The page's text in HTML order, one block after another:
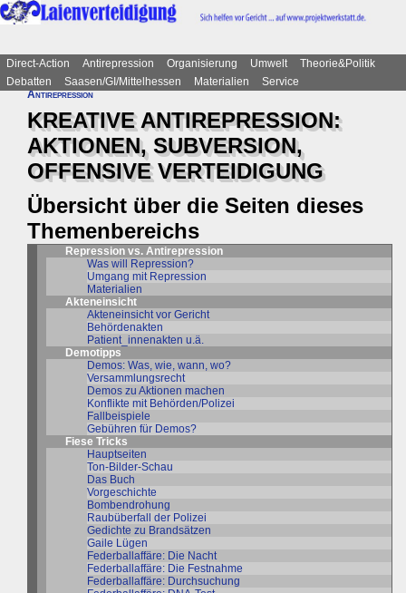
Direct-Action Antirepression Organisierung Umwelt
Theorie&Politik
Debatten
Saasen/GI/Mittelhessen Materialien
Service
Antirepression
KREATIVE ANTIREPRESSION:
AKTIONEN, SUBVERSION,
OFFENSIVE VERTEIDIGUNG
Übersicht über die Seiten dieses
Themenbereichs
Repression vs. Antirepression
Was will Repression?
Umgang mit Repression
Materialien
Akteneinsicht
Akteneinsicht vor Gericht
Behördenakten
Patient_innenakten u.ä.
Demotipps
Demos: Was, wie, wann, wo?
Versammlungsrecht
Demos zu Aktionen machen
Konflikte mit Behörden/Polizei
Fallbeispiele
Gebühren für Demos?
Fiese Tricks
Hauptseiten
Ton-Bilder-Schau
Das Buch
Vorgeschichte
Bombendrohung
Raubüberfall der Polizei
Gedichte zu Brandsätzen
Gaile Lügen
Federballaffäre: Die Nacht
Federballaffäre: Die Festnahme
Federballaffäre: Durchsuchung